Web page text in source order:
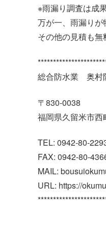
※雨漏り調査は成
万が一、雨漏りが
その他の見積も
総合防水業 奥村
〒830-0038
福岡県久留米市西
TEL: 0942-80-
FAX: 0942-80-
MAIL:
URL: https://